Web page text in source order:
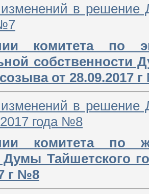
в решение
комитета по
собственности
от 28.09.2017
в решение
года №8
комитета по
Думы Тайшетского
г №8